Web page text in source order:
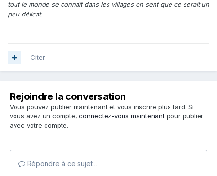
tout le monde se connaît dans les villages on sent que ce serait un
peu délicat...
Citer
Rejoindre la conversation
Vous pouvez publier maintenant et vous inscrire plus tard. Si
vous avez un compte, connectez-vous maintenant pour publier
avec votre compte.
Répondre à ce sujet…